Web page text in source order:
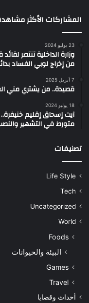
المشاركات الأكثر
23 يوليو 2024
وزارة الداخلية تنتصر
من إخراج لوبي الفساد
7 أبريل 2025
قصيدة.. من يشتري مني
18 يوليو 2024
آيت إسحاق إقليم
متورط في التشهير
تصنيفات
Life Style
Tech
Uncategorized
World
Foods
البيئة والحيوانات
Games
Travel
أحداث وقضايا